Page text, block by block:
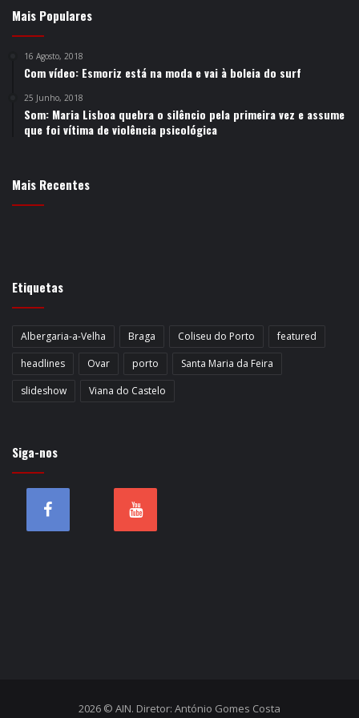
Mais Populares
16 Agosto, 2018
Com vídeo: Esmoriz está na moda e vai à boleia do surf
25 Junho, 2018
Som: Maria Lisboa quebra o silêncio pela primeira vez e assume
que foi vítima de violência psicológica
Mais Recentes
Etiquetas
Albergaria-a-Velha Braga Coliseu do Porto
featured
headlines
Ovar porto
Santa Maria da Feira
slideshow
Viana do Castelo
Siga-nos
2026 © AIN. Diretor: António Gomes Costa